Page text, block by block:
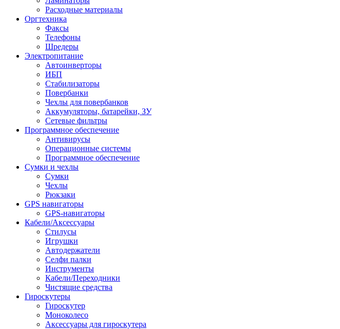
Расходные материалы
Оргтехника
Факсы
Телефоны
Шредеры
Электропитание
Автоинверторы
ИБП
Стабилизаторы
Повербанки
Чехлы для повербанков
Аккумуляторы, батарейки, ЗУ
Сетевые фильтры
Программное обеспечение
Антивирусы
Операционные системы
Программное обеспечение
Сумки и чехлы
Сумки
Чехлы
Рюкзаки
GPS навигаторы
GPS-навигаторы
Кабели/Аксессуары
Стилусы
Игрушки
Автодержатели
Селфи палки
Инструменты
Кабели/Переходники
Чистящие средства
Гироскутеры
Гироскутер
Моноколесо
Аксессуары для гироскутера